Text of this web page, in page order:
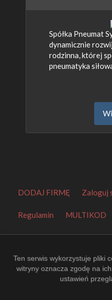
Spółka Pneumat
dynamicznie
rodzinna, której
pneumatyka
DODAJ FIRMĘ Zaloguj
Regulamin MULTIKOD
Orbitalny Katalog Firm.
PagePeeker.
Ten serwis wykorzystuje pliki
witryny oznacza zgodę na
ustawień